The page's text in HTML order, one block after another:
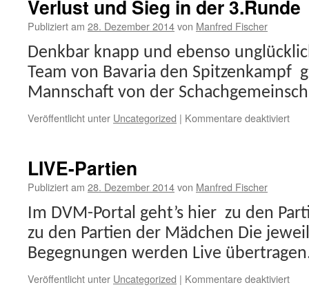
Verlust und Sieg in der 3.Runde
Publiziert am 28. Dezember 2014von Manfred Fischer
Denkbar knapp und ebenso
Team von Bavaria den Spitzenkampf
Mannschaft von der
Veröffentlicht unter Uncategorized | Kommentare deaktiviertfür
LIVE-Partien
Publiziert am 28. Dezember 2014von Manfred Fischer
Im DVM-Portal geht’s hier zu den
zu den Partien der Mädchen Die
Begegnungen werden Live
Veröffentlicht unter Uncategorized | Kommentare deaktiviertfür